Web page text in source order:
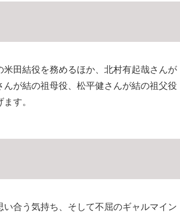
米田結役を務めるほか、北村有起哉さんが
が結の祖母役、松平健さんが結の祖父役
す。
合う気持ち、そして不屈のギャルマイン